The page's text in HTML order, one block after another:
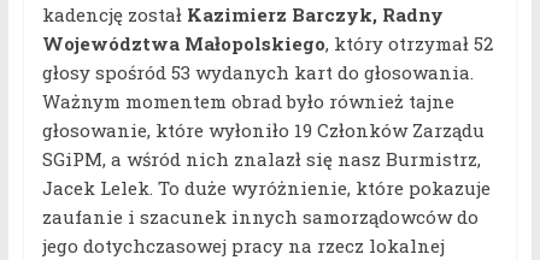
kadencję został Kazimierz Barczyk, Radny
Województwa Małopolskiego, który otrzymał 52
głosy spośród 53 wydanych kart do głosowania.
Ważnym momentem obrad było również tajne
głosowanie, które wyłoniło 19 Członków Zarządu
SGiPM, a wśród nich znalazł się nasz Burmistrz,
Jacek Lelek. To duże wyróżnienie, które pokazuje
zaufanie i szacunek innych samorządowców do
jego dotychczasowej pracy na rzecz lokalnej